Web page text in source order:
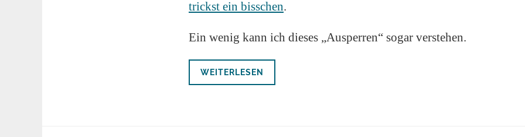
trickst ein bisschen.
Ein wenig kann ich dieses „Ausperren“ sogar verstehen.
WEITERLESEN